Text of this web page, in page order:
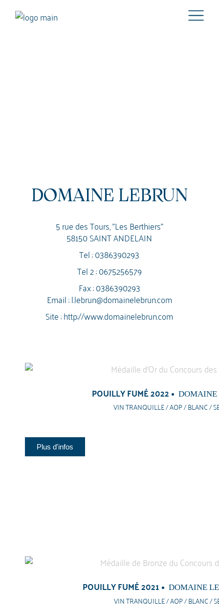
DOMAINE LEBRUN
5 rue des Tours, "Les Berthiers"
58150 SAINT ANDELAIN
Tel :0386390293
Tel 2 :0675256579
Fax : 0386390293
Email :l.lebrun@domainelebrun.com
Site :http://www.domainelebrun.com
POUILLY FUMÉ 2022 DOMAINE
VIN TRANQUILLE / AOP / BLANC /
Plus d'infos
POUILLY FUMÉ 2021 DOMAINE
VIN TRANQUILLE / AOP / BLANC /